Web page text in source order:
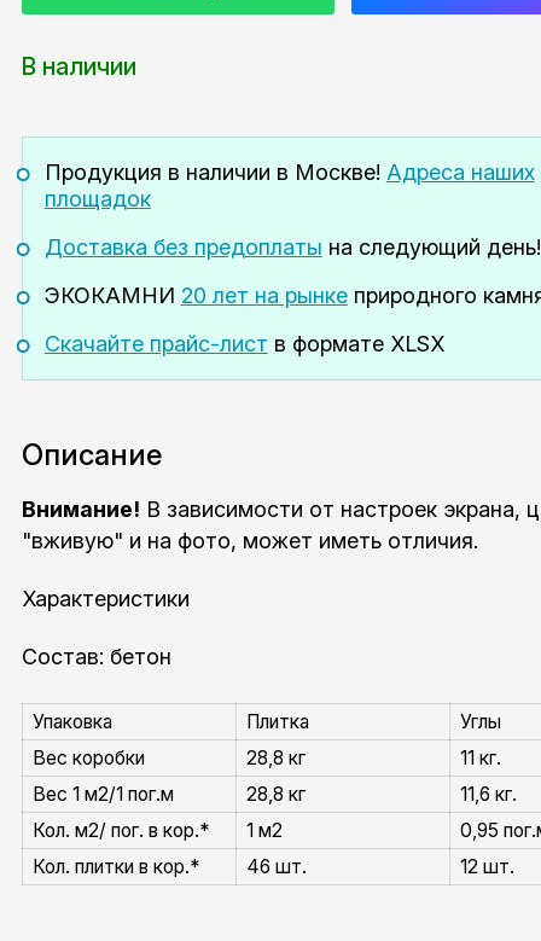
В наличии
Продукция в наличии в Москве! Адреса наших
площадок
Доставка без предоплаты на следующий день!
ЭКОКАМНИ 20 лет на рынкеприродного
Скачайте прайс-лист в формате XLSX
Описание
Внимание! В зависимости от настроек экрана,
"вживую" и на фото, может иметь отличия.
Характеристики
Состав: бетон
Упаковка Плитка
Углы
Вес коробки
28,8 кг
11 кг.
Вес 1 м2/1 пог.м
28,8 кг
11,6 кг.
Кол. м2/ пог. в кор.*
1 м2
0,95
Кол. плитки в кор.*
46 шт. 12 шт.